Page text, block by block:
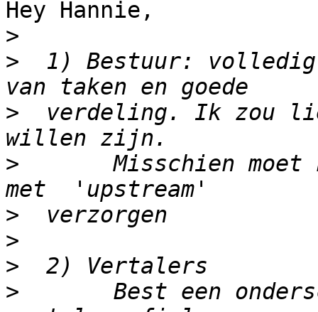
Hey Hannie,
>
>
1) Bestuur:
>
verdeling. Ik zou
>
Misschien moet
>
>
>
>
Best een